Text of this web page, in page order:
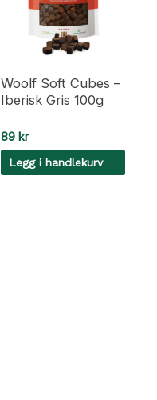
Woolf Soft Cubes –
Iberisk Gris 100g
89 kr
Legg i handlekurv